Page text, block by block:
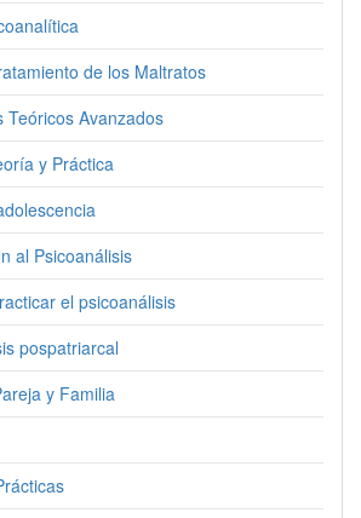
de los Maltratos
Teóricos Avanzados
y Práctica
al Psicoanálisis
el psicoanálisis
pospatriarcal
y Familia